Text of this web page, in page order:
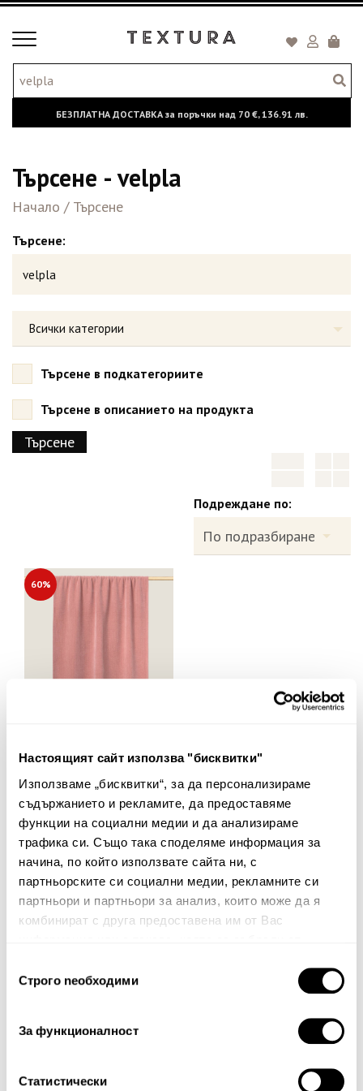
Настоящият сайт използва "бисквитки"
Използваме „бисквитки“, за да персонализираме
съдържанието и рекламите, да предоставяме
функции на социални медии и да анализираме
трафика си. Също така споделяме информация за
начина, по който използвате сайта ни, с
партньорските си социални медии, рекламните си
партньори и партньори за анализ, които може да я
комбинират с друга предоставена им от Вас
наСтрого nеобходими
За функционалност
Статистически
Toggle
БЕЗПЛАТНА ДОСТАВКА за поръчки над 70 €,136.91 лв.
Търсене - velpla
Начало / Търсене
Търсене:
Всички категории
Търсене в подкатегориите
Търсене в описанието на продукта
Подреждане по:
60%
Декоративно одеяло
Velpla
54.00€ 105.61лв.
21.60€ 42.25лв.
Абонирайте се сега, за да сте в крак с
нашите новини и ексклузивни оферти.